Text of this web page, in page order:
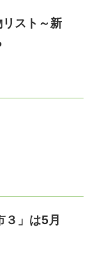
スト～新
３」は5月